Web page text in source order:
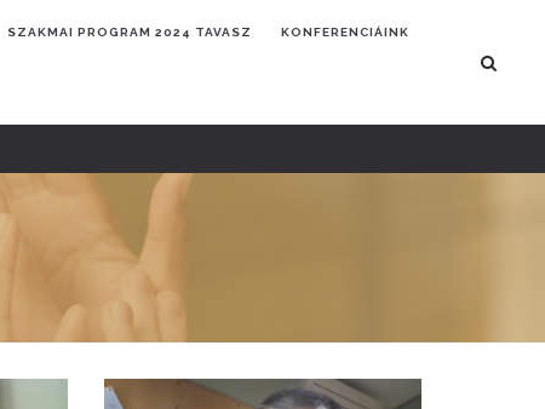
SZAKMAI PROGRAM 2024 TAVASZ KONFERENCIÁINK